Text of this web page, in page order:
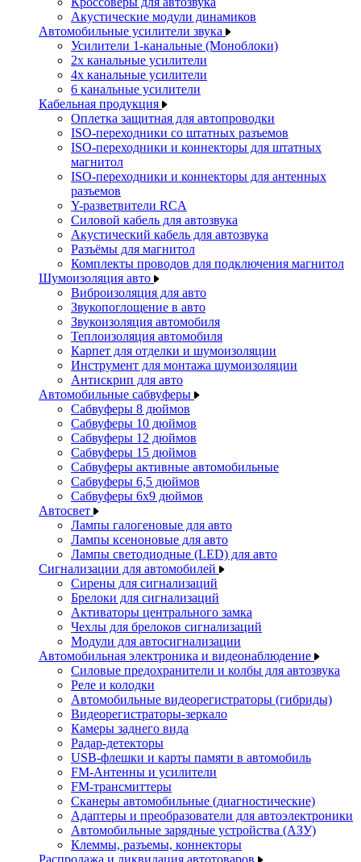
Акустические модули динамиков
Автомобильные усилители звука
Усилители 1-канальные (Моноблоки)
2х канальные усилители
4х канальные усилители
6 канальные усилители
Кабельная продукция
Оплетка защитная для автопроводки
ISO-переходники со штатных разъемов
ISO-переходники и коннекторы для штатных
магнитол
ISO-переходники и коннекторы для антенных
разъемов
Y-разветвители RCA
Силовой кабель для автозвука
Акустический кабель для автозвука
Разъёмы для магнитол
Комплекты проводов для подключения магнитол
Шумоизоляция авто
Виброизоляция для авто
Звукопоглощение в авто
Звукоизоляция автомобиля
Теплоизоляция автомобиля
Карпет для отделки и шумоизоляции
Инструмент для монтажа шумоизоляции
Антискрип для авто
Автомобильные сабвуферы
Сабвуферы 8 дюймов
Сабвуферы 10 дюймов
Сабвуферы 12 дюймов
Сабвуферы 15 дюймов
Сабвуферы активные автомобильные
Сабвуферы 6,5 дюймов
Сабвуферы 6x9 дюймов
Автосвет
Лампы галогеновые для авто
Лампы ксеноновые для авто
Лампы светодиодные (LED) для авто
Сигнализации для автомобилей
Сирены для сигнализаций
Брелоки для сигнализаций
Активаторы центрального замка
Чехлы для брелоков сигнализаций
Модули для автосигнализации
Автомобильная электроника и видеонаблюдение
Силовые предохранители и колбы для автозвука
Реле и колодки
Автомобильные видеорегистраторы (гибриды)
Видеорегистраторы-зеркало
Камеры заднего вида
Радар-детекторы
USB-флешки и карты памяти в автомобиль
FM-Антенны и усилители
FM-трансмиттеры
Сканеры автомобильные (диагностические)
Адаптеры и преобразователи для автоэлектроники
Автомобильные зарядные устройства (АЗУ)
Клеммы, разъемы, коннекторы
Распродажа и ликвидация автотоваров